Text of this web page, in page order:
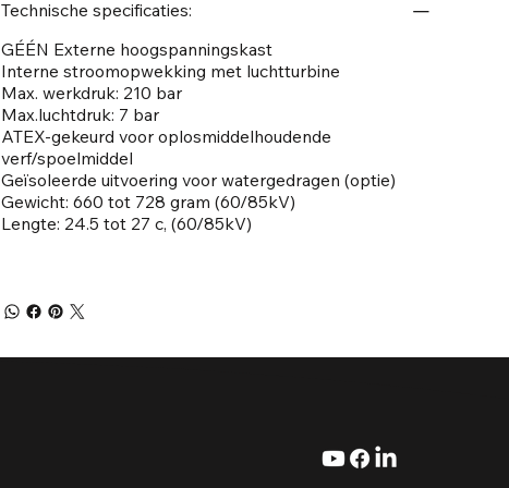
Technische specificaties:
GÉÉN Externe hoogspanningskast
Interne stroomopwekking met luchtturbine
Max. werkdruk: 210 bar
Max.luchtdruk: 7 bar
ATEX-gekeurd voor oplosmiddelhoudende
verf/spoelmiddel
Geïsoleerde uitvoering voor watergedragen (optie)
Gewicht: 660 tot 728 gram (60/85kV)
Lengte: 24.5 tot 27 c, (60/85kV)